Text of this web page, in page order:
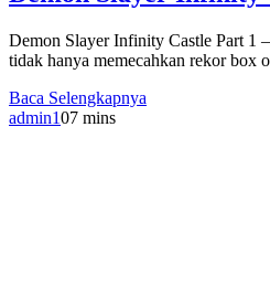
Demon Slayer Infinity Castle Part 1
tidak hanya memecahkan rekor box
Baca Selengkapnya
admin107 mins